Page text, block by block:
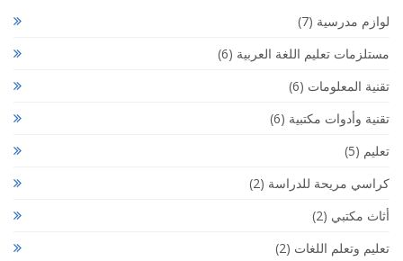
لوازم مدرسية (7)
مستلزمات تعليم اللغة العربية (6)
تقنية المعلومات (6)
تقنية وأدوات مكتبية (6)
تعليم (5)
كراسي مريحة للدراسة (2)
أثاث مكتبي (2)
تعليم وتعلم اللغات (2)